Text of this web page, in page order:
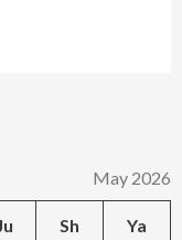
May 2026
Sh Ya